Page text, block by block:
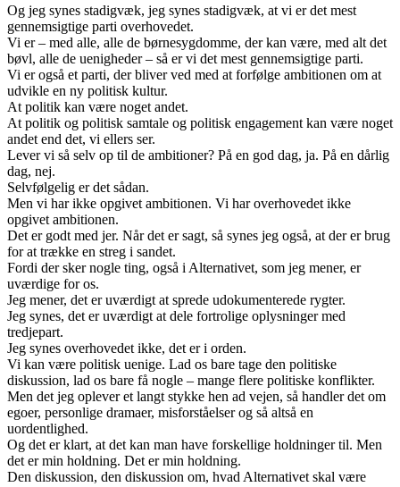
Og jeg synes stadigvæk, jeg synes stadigvæk, at vi er det mest
gennemsigtige parti overhovedet.
Vi er – med alle, alle de børnesygdomme, der kan være, med alt det
bøvl, alle de uenigheder – så er vi det mest gennemsigtige parti.
Vi er også et parti, der bliver ved med at forfølge ambitionen om at
udvikle en ny politisk kultur.
At politik kan være noget andet.
At politik og politisk samtale og politisk engagement kan være noget
andet end det, vi ellers ser.
Lever vi så selv op til de ambitioner? På en god dag, ja. På en dårlig
dag, nej.
Selvfølgelig er det sådan.
Men vi har ikke opgivet ambitionen. Vi har overhovedet ikke
opgivet ambitionen.
Det er godt med jer. Når det er sagt, så synes jeg også, at der er brug
for at trække en streg i sandet.
Fordi der sker nogle ting, også i Alternativet, som jeg mener, er
uværdige for os.
Jeg mener, det er uværdigt at sprede udokumenterede rygter.
Jeg synes, det er uværdigt at dele fortrolige oplysninger med
tredjepart.
Jeg synes overhovedet ikke, det er i orden.
Vi kan være politisk uenige. Lad os bare tage den politiske
diskussion, lad os bare få nogle – mange flere politiske konflikter.
Men det jeg oplever et langt stykke hen ad vejen, så handler det om
egoer, personlige dramaer, misforståelser og så altså en
uordentlighed.
Og det er klart, at det kan man have forskellige holdninger til. Men
det er min holdning. Det er min holdning.
Den diskussion, den diskussion om, hvad Alternativet skal være